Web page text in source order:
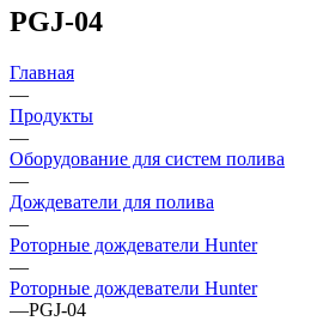
PGJ-04
Главная
—
Продукты
—
Оборудование для систем полива
—
Дождеватели для полива
—
Роторные дождеватели Hunter
—
Роторные дождеватели Hunter
—PGJ-04